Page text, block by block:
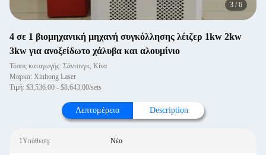
4 /6
4 σε 1 βιομηχανική μηχανή συγκόλλησης λέιζερ 1kw 2kw
3kw για ανοξείδωτο χάλυβα και αλουμίνιο
Τόπος καταγωγής: Σάντονγκ, Κίνα
Μάρκα: Xinhong Laser
Τιμή: $3,536.00 - $8,643.00/sets
Λεπτομέρεια Description
1Υπόθεση: Νέο